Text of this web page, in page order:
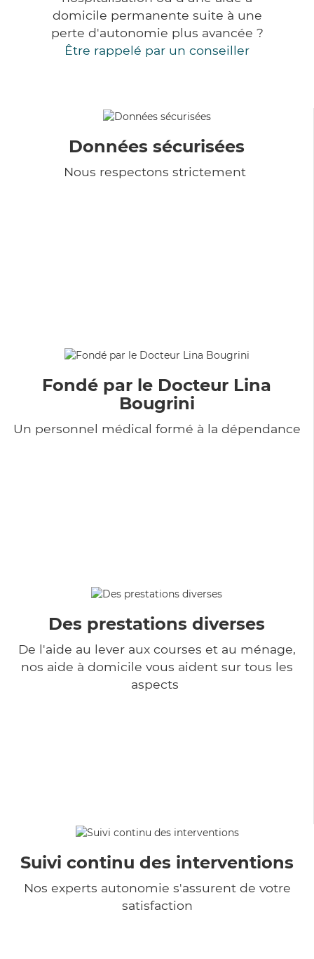
domicile permanente suite à une
perte d'autonomie plus avancée ?
Être rappelé par un conseiller
Données sécurisées
Nous respectons strictement
Fondé par le Docteur Lina
Bougrini
Un personnel médical formé à la dépendance
Des prestations diverses
De l'aide au lever aux courses et au ménage,
nos aide à domicile vous aident sur tous les
aspects
Suivi continu des interventions
Nos experts autonomie s'assurent de votre
satisfaction